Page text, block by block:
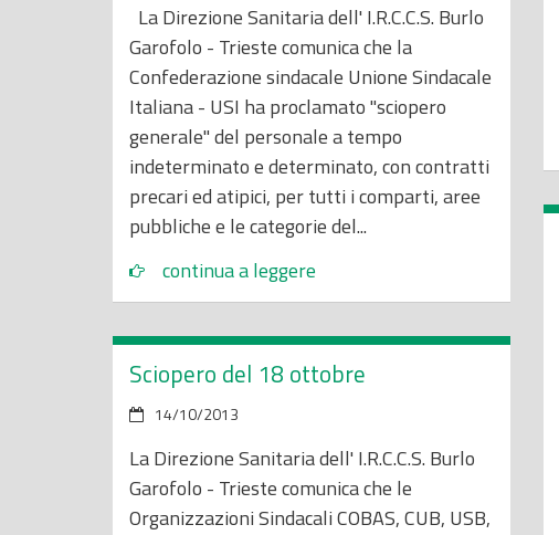
La Direzione Sanitaria dell' I.R.C.C.S. Burlo
Garofolo - Trieste comunica che la
Confederazione sindacale Unione Sindacale
Italiana - USI ha proclamato "sciopero
generale" del personale a tempo
indeterminato e determinato, con contratti
precari ed atipici, per tutti i comparti, aree
pubbliche e le categorie del...
continua a leggere
Sciopero del 18 ottobre
14/10/2013
La Direzione Sanitaria dell' I.R.C.C.S. Burlo
Garofolo - Trieste comunica che le
Organizzazioni Sindacali COBAS, CUB, USB,